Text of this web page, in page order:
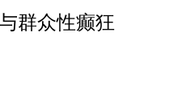
群众性癫狂